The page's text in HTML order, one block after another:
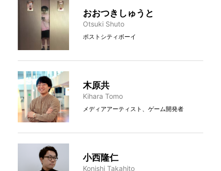
おおつきしゅうと
Otsuki Shuto
ポストシティボーイ
木原共
Kihara Tomo
メディアアーティスト、ゲーム開発者
小西隆仁
Konishi Takahito